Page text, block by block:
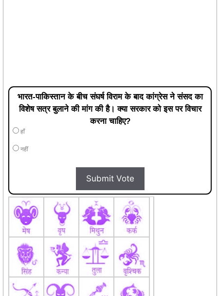
भारत-पाकिस्तान के बीच संघर्ष विराम के बाद कांग्रेस ने संसद का
विशेष सत्र बुलाने की मांग की है। क्या सरकार को इस पर विचार
करना चाहिए?
हाँ
नहीं
Submit Vote